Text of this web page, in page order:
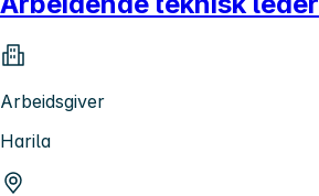
Arbeidsgiver
Harila